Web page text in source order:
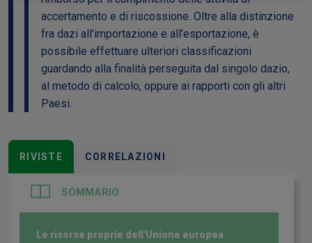
accertamento e di riscossione. Oltre alla distinzione
fra dazi all’importazione e all’esportazione, è
possibile effettuare ulteriori classificazioni
guardando alla finalità perseguita dal singolo dazio,
al metodo di calcolo, oppure ai rapporti con gli altri
Paesi.
RIVISTE CORRELAZIONI
SOMMARIO
Le risorse proprie dell'Unione europea